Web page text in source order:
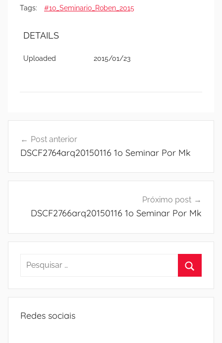
Tags:
#1o_Seminario_Roben_2015
DETAILS
Uploaded 2015/01/23
de
Post anterior
DSCF2764arq20150116 1o Seminar Por Mk
Próximo post
DSCF2766arq20150116 1o Seminar Por Mk
Pesquisar
Redes sociais